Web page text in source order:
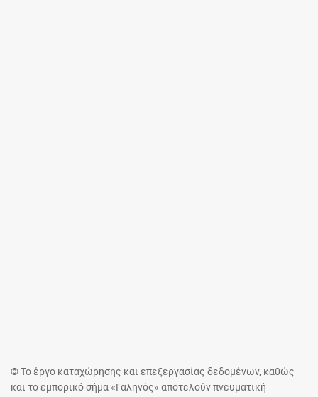
© Το έργο καταχώρησης και επεξεργασίας δεδομένων, καθώς
και το εμπορικό σήμα «Γαληνός» αποτελούν πνευματική